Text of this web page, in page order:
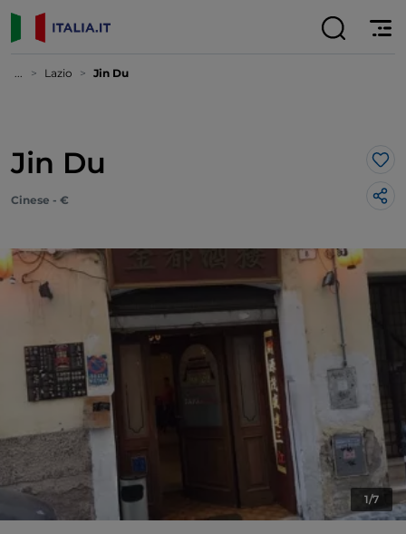
... Lazio Jin Du
Jin Du
Cinese - €
1/7